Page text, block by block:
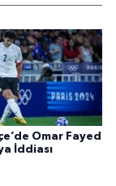
Omar Fayed
İddiası